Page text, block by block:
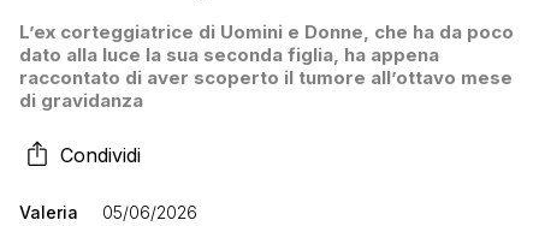
L’ex corteggiatrice di Uomini e Donne, che ha da poco
dato alla luce la sua seconda figlia, ha appena
raccontato di aver scoperto il tumore all’ottavo mese
di gravidanza
Condividi
Valeria 05/06/2026